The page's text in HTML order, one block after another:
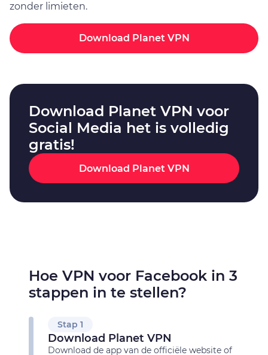
zonder limieten.
Download Planet VPN
Download Planet VPN voor
Social Media het is volledig
gratis!
Download Planet VPN
Hoe VPN voor Facebook in 3
stappen in te stellen?
Stap 1
Download Planet VPN
Download de app van de officiële website of